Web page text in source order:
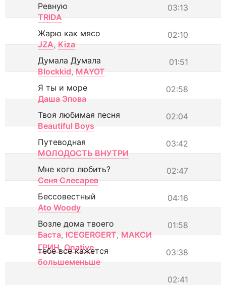
03:13
Ревную
TRIDA
02:10
Жарю как мясо
JZA, Kiza
01:51
Думала Думала
Blockkid, MAYOT
02:58
Я ты и море
Даша Эпова
02:04
Твоя любимая песня
Beautiful Boys
03:42
Путеводная
МОЛОДОСТЬ ВНУТРИ
02:47
Мне кого любить?
Сеня Слесарев
04:16
Бессовестный
Ato Woody
01:58
Возле дома твоего
Баста, ICEGERGERT, МАКСИ
ГРИН, Onative 03:38
тебе все кажется
большеменьше
02:41